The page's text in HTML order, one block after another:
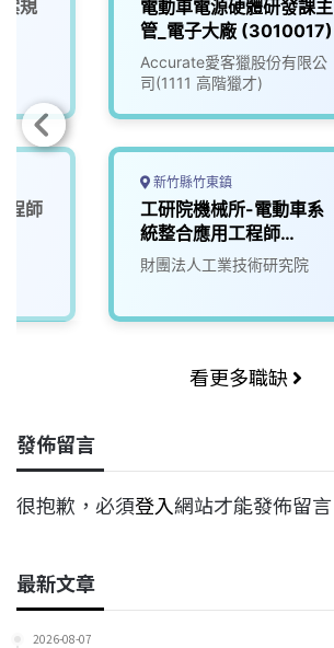
規
程師
電動車電源硬體研發課主
管_電子大廠 (3010017)
Accurate愛客獵股份有限公
司(1111 高階獵才)
新竹縣竹東鎮
工研院機械所-電動車系
統整合應用工程師
(D400)
財團法人工業技術研究院
看更多職缺
發佈留言
很抱歉，必須登入網站才能發佈留言
最新文章
2026-08-07